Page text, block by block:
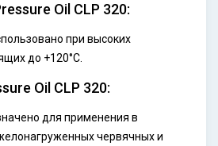
Oil CLP 320:
при высоких
до +120°С.
Oil CLP 320:
для применения в
червячных и